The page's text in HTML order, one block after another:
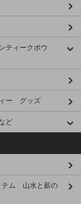
ティークボウ
ー グッズ
ど
テム 山水と薪の